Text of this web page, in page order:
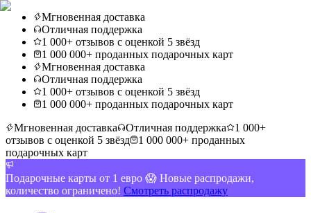
Мгновенная доставка
Отличная поддержка
1 000+ отзывов с оценкой 5 звёзд
1 000 000+ проданных подарочных карт
Мгновенная доставка
Отличная поддержка
1 000+ отзывов с оценкой 5 звёзд
1 000 000+ проданных подарочных карт
Мгновенная доставка
Отличная поддержка
1 000+
отзывов с оценкой 5 звёзд
1 000 000+ проданных
подарочных карт
Подарочные карты от 1 евро 😱 Новые распродажи,
количество ограничено! Смотреть распродажу